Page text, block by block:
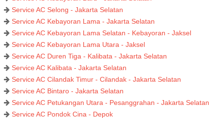
Service AC Selong - Jakarta Selatan
Service AC Kebayoran Lama - Jakarta Selatan
Service AC Kebayoran Lama Selatan - Kebayoran - Jaksel
Service AC Kebayoran Lama Utara - Jaksel
Service AC Duren Tiga - Kalibata - Jakarta Selatan
Service AC Kalibata - Jakarta Selatan
Service AC Cilandak Timur - Cilandak - Jakarta Selatan
Service AC Bintaro - Jakarta Selatan
Service AC Petukangan Utara - Pesanggrahan - Jakarta Selatan
Service AC Pondok Cina - Depok